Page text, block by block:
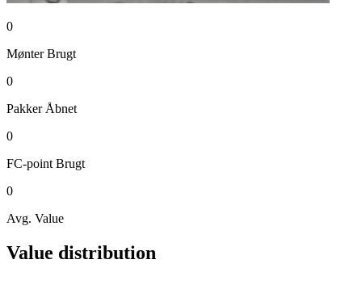
0
Mønter Brugt
0
Pakker Åbnet
0
FC-point Brugt
0
Avg. Value
Value distribution